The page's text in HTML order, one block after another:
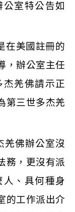
室特公告如
在美國註冊的
，辦公室主任
羌佛請示正
第三世多杰羌
羌佛辦公室沒
務，更沒有派
人、具何種身
的工作派出介